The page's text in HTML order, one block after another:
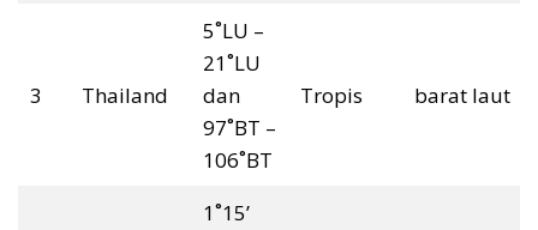
3 Thailand
5˚LU –
21˚LU
dan
97˚BT –
106˚BT
Tropis barat laut
1˚15’